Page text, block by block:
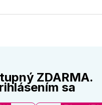
Twitter
ZDARMA.
sa